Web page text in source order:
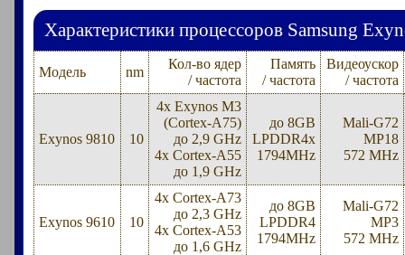
Характеристики процессоров Samsung
Модель nm
Кол-во ядер
/ частота
Память
/ частота
Видеоускор
/ частота
Exynos 9810 10
4x Exynos M3
(Cortex-A75)
до 2,9 GHz
4x Cortex-A55
до 1,9 GHz
до 8GB
LPDDR4x
1794MHz
Mali-G72
MP18
572 MHz
Exynos 9610 10
4x Cortex-A73
до 2,3 GHz
4x Cortex-A53
до 1,6 GHz
до 8GB
LPDDR4
1794MHz
Mali-G72
MP3
572 MHz